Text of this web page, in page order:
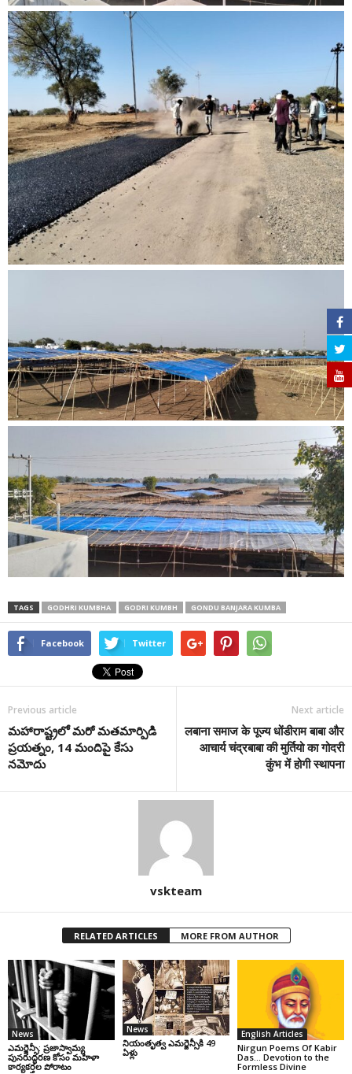
TAGS GODHRI KUMBHA GODRI KUMBH GONDU BANJARA KUMBA
Facebook Twitter
Previous article
మహారాష్ట్రలో మరో మతమార్పిడి
ప్రయత్నం, 14 మందిపై కేసు
నమోదు
Next article
लबाना समाज के पूज्य धोंडीराम बाबा और
आचार्य चंद्रबाबा की मुर्तियो का गोदरी
कुंभ में होगी स्थापना
vskteam
RELATED ARTICLES MORE FROM AUTHOR
News
ఎమర్జెన్సీ: ప్రజాస్వామ్య
పునరుద్ధరణ కోసం మహిళా
కార్యకర్తల పోరాటం
News
నియంతృత్వ ఎమర్జెన్సీకి 49
ఏళ్లు
English Articles
Nirgun Poems Of Kabir
Das… Devotion to the
Formless Divine